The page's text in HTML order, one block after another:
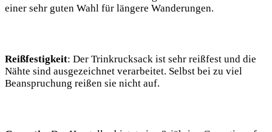
⁣einer sehr ‍guten‌ Wahl für längere Wanderungen.
Reißfestigkeit:⁤ Der ‍Trinkrucksack ist sehr reißfest und die
Nähte sind ⁢ausgezeichnet verarbeitet. Selbst bei zu viel
Beanspruchung reißen sie nicht ‌auf.